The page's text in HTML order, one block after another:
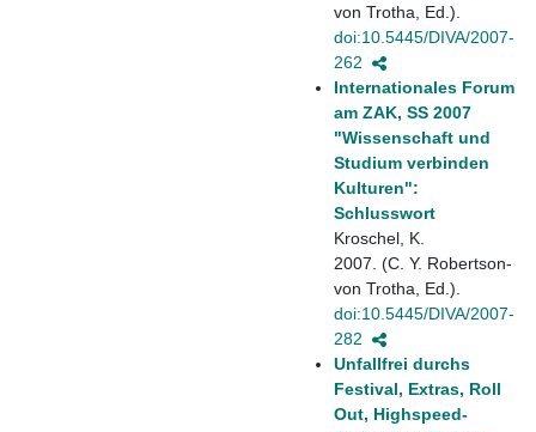
von Trotha, Ed.).
doi:10.5445/DIVA/2007-
262
Internationales Forum
am ZAK, SS 2007
"Wissenschaft und
Studium verbinden
Kulturen":
Schlusswort
Kroschel, K.
2007. (C. Y. Robertson-
von Trotha, Ed.).
doi:10.5445/DIVA/2007-
282
Unfallfrei durchs
Festival, Extras, Roll
Out, Highspeed-